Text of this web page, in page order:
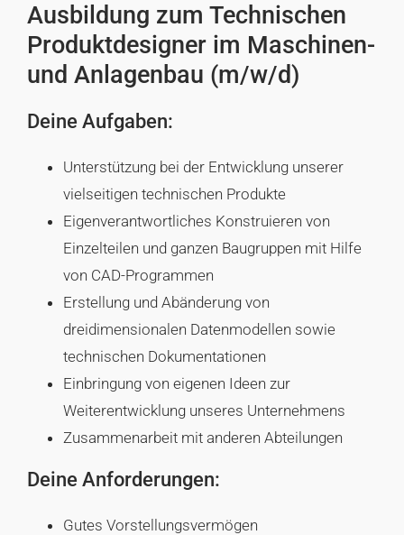
Ausbildung zum Technischen
Produktdesigner im Maschinen-
und Anlagenbau (m/w/d)
Deine Aufgaben:
Unterstützung bei der Entwicklung unserer
vielseitigen technischen Produkte
Eigenverantwortliches Konstruieren von
Einzelteilen und ganzen Baugruppen mit Hilfe
von CAD-Programmen
Erstellung und Abänderung von
dreidimensionalen Datenmodellen sowie
technischen Dokumentationen
Einbringung von eigenen Ideen zur
Weiterentwicklung unseres Unternehmens
Zusammenarbeit mit anderen Abteilungen
Deine Anforderungen:
Gutes Vorstellungsvermögen